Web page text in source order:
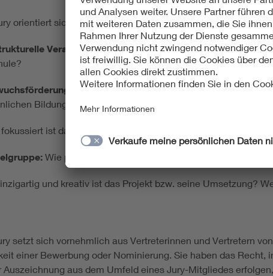
orientiert sich vornehmlich an folgenden Kriterien:
Verankerung des Engagements:Wie nachhaltig ist
Wie hoch wird das Potential des Projekts
Bildung?
ist das Projekt auf die MINT-Fächer und
Wie partizipativ ist das Projekt? Wie groß ist die
und kreativ ist das Projekt bzw. seine Umsetzung?
setzt sich vornehmlich aus Vertreterinnen und Vertretern
einer Bewerbung oder Nominierung. Sie haben das
Auszeichnung aus dem Umfeld eines Jury-Mitgliedes